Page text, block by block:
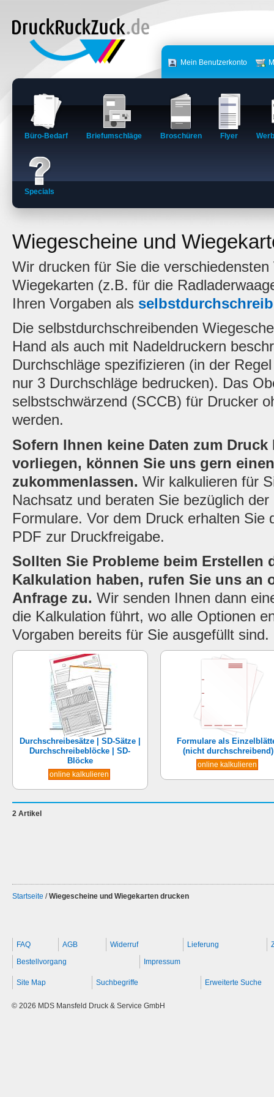
Mein Benutzerkonto
Büro-Bedarf Briefumschläge Broschüren Flyer
Specials
Wiegescheine und
Wir drucken für Sie die
Wiegekarten (z.B. für die
Ihren Vorgaben als
Die selbstdurchschreibenden
Hand als auch mit Nadeldruckern
Durchschläge spezifizieren (in der
nur 3 Durchschläge bedrucken). Das
selbstschwärzend (SCCB) für Drucker
werden.
Sofern Ihnen keine Daten zum Druck
vorliegen, können Sie uns gern
zukommenlassen. Wir kalkulieren für
Nachsatz und beraten Sie bezüglich
Formulare. Vor dem Druck erhalten Sie
PDF zur Druckfreigabe.
Sollten Sie Probleme beim Erstellen
Kalkulation haben, rufen Sie uns an
Anfrage zu. Wir senden Ihnen dann
die Kalkulation führt, wo alle Optionen
Vorgaben bereits für Sie ausgefüllt sind.
Durchschreibesätze | SD-Sätze |
Durchschreibeblöcke | SD-
Blöcke
online kalkulieren
Formulare als
(nicht durchschreibend)
online kalkulieren
2 Artikel
Startseite /Wiegescheine und Wiegekarten drucken
FAQ AGB Widerruf Lieferung
Bestellvorgang
Impressum
Site Map Suchbegriffe Erweiterte Suche
© 2026 MDS Mansfeld Druck & Service GmbH